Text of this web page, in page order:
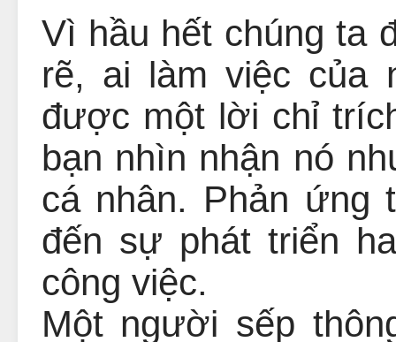
Vì hầu hết chúng ta
rẽ, ai làm việc của
được một lời chỉ
bạn nhìn nhận nó
cá nhân. Phản ứng
đến sự phát triển
công việc.
Một người sếp